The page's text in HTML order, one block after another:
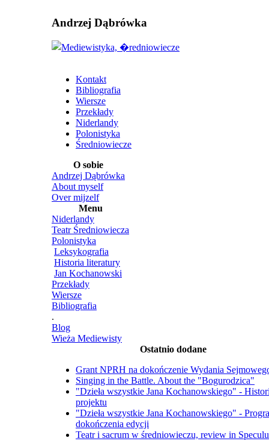
Andrzej Dąbrówka
Kontakt
Bibliografia
Wiersze
Przekłady
Niderlandy
Polonistyka
Średniowiecze
O sobie
Andrzej Dąbrówka
About myself
Over mijzelf
Menu
Niderlandy
Teatr Średniowiecza
Polonistyka
Leksykografia
Historia literatury
Jan Kochanowski
Przekłady
Wiersze
Bibliografia
.
Blog
Wieża Mediewisty
Ostatnio dodane
Grant NPRH na dokończenie Wydania
Singing in the Battle. About the "Bogurodzica"
"Dzieła wszystkie Jana Kochanowskiego" -
projektu
"Dzieła wszystkie Jana Kochanowskiego" -
dokończenia edycji
Teatr i sacrum w średniowieczu, review in